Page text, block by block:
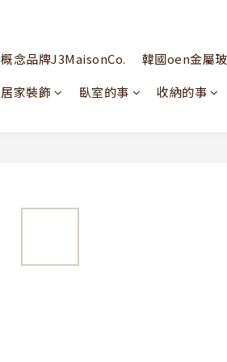
概念品牌J3MaisonCo.
韓國oen金屬
居家裝飾 臥室的事 收納的事